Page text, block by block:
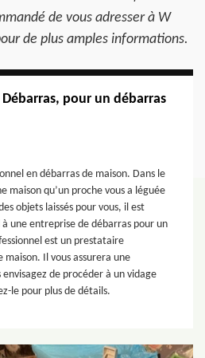
de vous adresser à W
de plus amples informations.
pour un débarras
en débarras de maison. Dans le
maison qu’un proche vous a léguée
objets laissés pour vous, il est
une entreprise de débarras pour un
est un prestataire
Il vous assurera une
de procéder à un vidage
le pour plus de détails.